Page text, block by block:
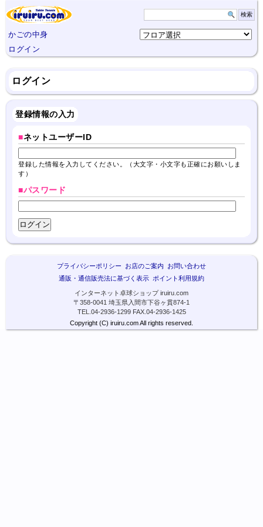
かごの中身
ログイン
ログイン
登録情報の入力
■ネットユーザーID
登録した情報を入力してください。（大文字・小文字も正確にお願いしま
す）
■パスワード
プライバシーポリシー お店のご案内 お問い合わせ
通販・通信販売法に基づく表示 ポイント利用規約
インターネット卓球ショップ iruiru.com
〒358-0041 埼玉県入間市下谷ヶ貫874-1
TEL.04-2936-1299 FAX.04-2936-1425
Copyright (C) iruiru.com All rights reserved.